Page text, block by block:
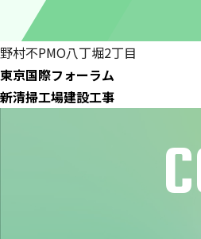
野村不PMO八丁堀2丁目
東京国際フォーラム
新清掃工場建設工事